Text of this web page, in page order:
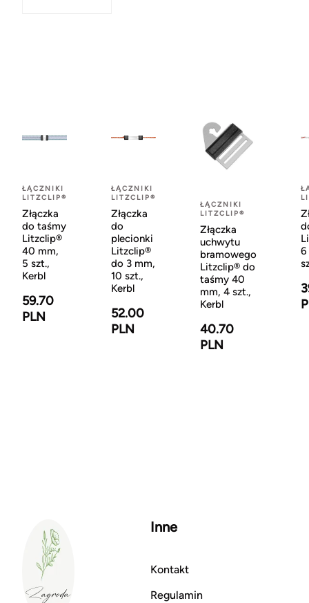
ŁĄCZNIKI
LITZCLIP®
Złączka
do taśmy
Litzclip®
40 mm,
5 szt.,
Kerbl
59.70
PLN
ŁĄCZNIKI
LITZCLIP®
Złączka
do
plecionki
Litzclip®
do 3 mm,
10 szt.,
Kerbl
52.00
PLN
ŁĄCZNIKI
LITZCLIP®
Złączka
uchwytu
bramowego
Litzclip® do
taśmy 40
mm, 4 szt.,
Kerbl
40.70
PLN
6
Inne
Kontakt
Regulamin